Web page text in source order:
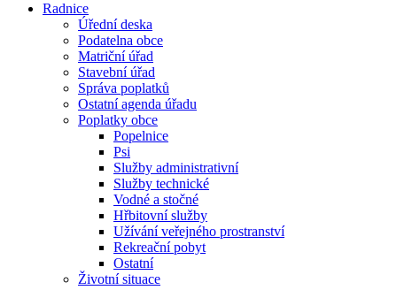
Radnice
Úřední deska
Podatelna obce
Matriční úřad
Stavební úřad
Správa poplatků
Ostatní agenda úřadu
Poplatky obce
Popelnice
Psi
Služby administrativní
Služby technické
Vodné a stočné
Hřbitovní služby
Užívání veřejného prostranství
Rekreační pobyt
Ostatní
Životní situace